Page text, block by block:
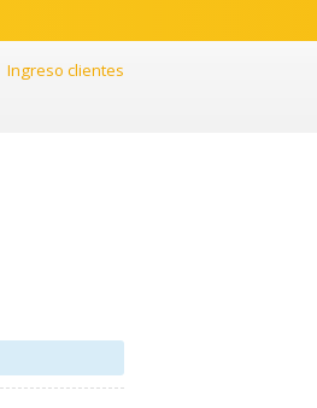
Ingreso clientes